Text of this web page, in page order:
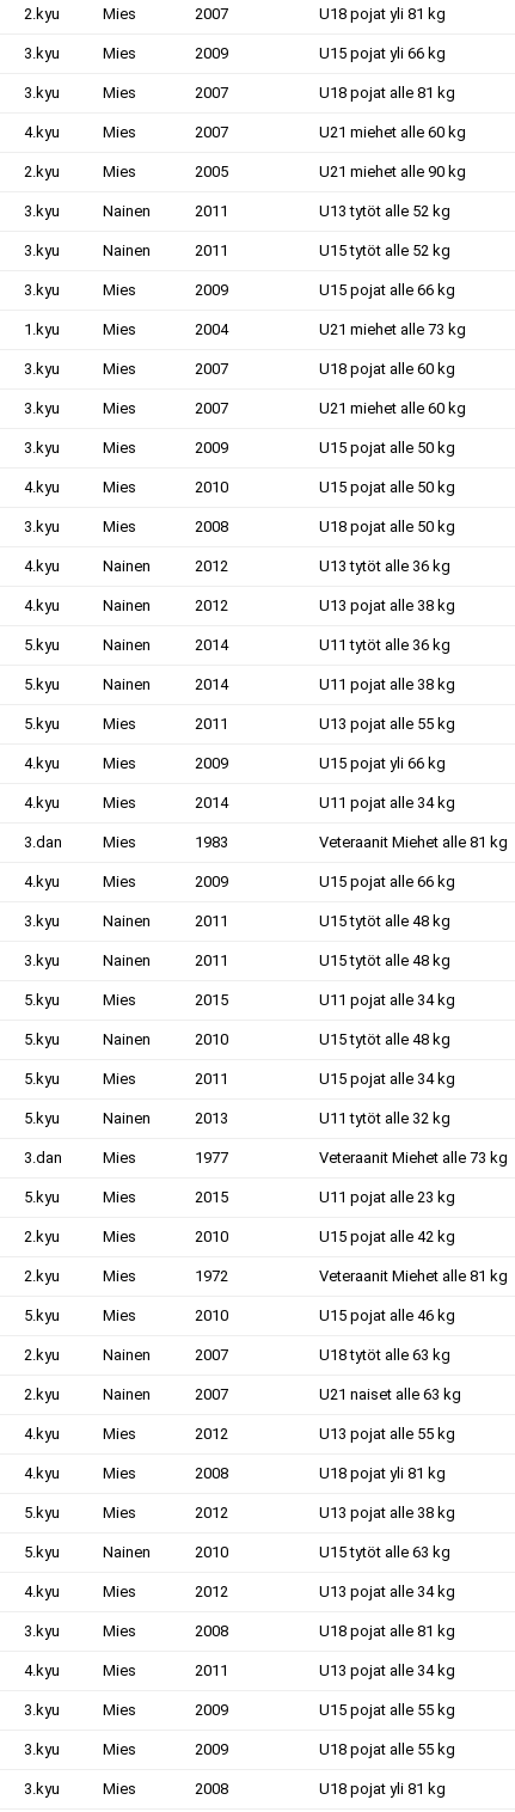
2.kyu Mies 2007 U18 pojat yli 81 kg
3.kyu Mies 2009 U15 pojat yli 66 kg
3.kyu Mies 2007 U18 pojat alle 81 kg
4.kyu Mies 2007 U21 miehet alle 60 kg
2.kyu Mies 2005 U21 miehet alle 90 kg
3.kyu Nainen 2011 U13 tytöt alle 52 kg
3.kyu Nainen 2011 U15 tytöt alle 52 kg
3.kyu Mies 2009 U15 pojat alle 66 kg
1.kyu Mies 2004 U21 miehet alle 73 kg
3.kyu Mies 2007 U18 pojat alle 60 kg
3.kyu Mies 2007 U21 miehet alle 60 kg
3.kyu Mies 2009 U15 pojat alle 50 kg
4.kyu Mies 2010 U15 pojat alle 50 kg
3.kyu Mies 2008 U18 pojat alle 50 kg
4.kyu Nainen 2012 U13 tytöt alle 36 kg
4.kyu Nainen 2012 U13 pojat alle 38 kg
5.kyu Nainen 2014 U11 tytöt alle 36 kg
5.kyu Nainen 2014 U11 pojat alle 38 kg
5.kyu Mies 2011 U13 pojat alle 55 kg
4.kyu Mies 2009 U15 pojat yli 66 kg
4.kyu Mies 2014 U11 pojat alle 34 kg
3.dan Mies 1983 Veteraanit Miehet alle 81 kg
4.kyu Mies 2009 U15 pojat alle 66 kg
3.kyu Nainen 2011 U15 tytöt alle 48 kg
3.kyu Nainen 2011 U15 tytöt alle 48 kg
5.kyu Mies 2015 U11 pojat alle 34 kg
5.kyu Nainen 2010 U15 tytöt alle 48 kg
5.kyu Mies 2011 U15 pojat alle 34 kg
5.kyu Nainen 2013 U11 tytöt alle 32 kg
3.dan Mies 1977 Veteraanit Miehet alle 73 kg
5.kyu Mies 2015 U11 pojat alle 23 kg
2.kyu Mies 2010 U15 pojat alle 42 kg
2.kyu Mies 1972 Veteraanit Miehet alle 81 kg
5.kyu Mies 2010 U15 pojat alle 46 kg
2.kyu Nainen 2007 U18 tytöt alle 63 kg
2.kyu Nainen 2007 U21 naiset alle 63 kg
4.kyu Mies 2012 U13 pojat alle 55 kg
4.kyu Mies 2008 U18 pojat yli 81 kg
5.kyu Mies 2012 U13 pojat alle 38 kg
5.kyu Nainen 2010 U15 tytöt alle 63 kg
4.kyu Mies 2012 U13 pojat alle 34 kg
3.kyu Mies 2008 U18 pojat alle 81 kg
4.kyu Mies 2011 U13 pojat alle 34 kg
3.kyu Mies 2009 U15 pojat alle 55 kg
3.kyu Mies 2009 U18 pojat alle 55 kg
3.kyu Mies 2008 U18 pojat yli 81 kg